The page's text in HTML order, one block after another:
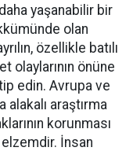
yaşanabilir bir
olan
özellikle batılı
olaylarının önüne
edin. Avrupa ve
alakalı araştırma
korunması
elzemdir. İnsan